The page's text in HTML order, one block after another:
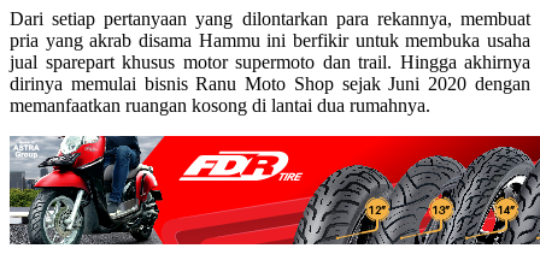
Dari setiap pertanyaan yang dilontarkan para rekannya, membuat
pria yang akrab disama Hammu ini berfikir untuk membuka usaha
jual sparepart khusus motor supermoto dan trail. Hingga akhirnya
dirinya memulai bisnis Ranu Moto Shop sejak Juni 2020 dengan
memanfaatkan ruangan kosong di lantai dua rumahnya.